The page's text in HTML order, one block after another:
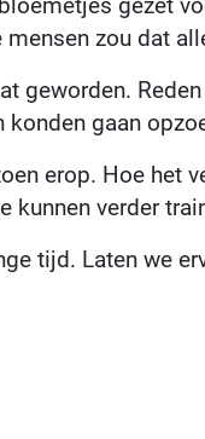
gezet
zou dat
geworden.
gaan
erop. Hoe het
verder
tijd. Laten we